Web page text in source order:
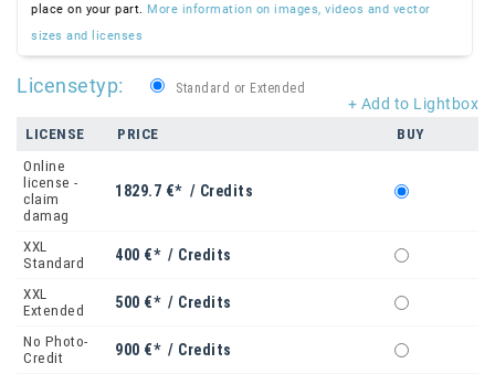
place on your part. More information on images, videos and vector
sizes and licenses
+ Add to Lightbox
Licensetyp: Standard or Extended
LICENSE PRICE
BUY
Online
license -
claim
damag
1829.7 €* / Credits
XXL
Standard
400 €* / Credits
XXL
Extended
500 €* / Credits
No Photo-
Credit
900 €* / Credits